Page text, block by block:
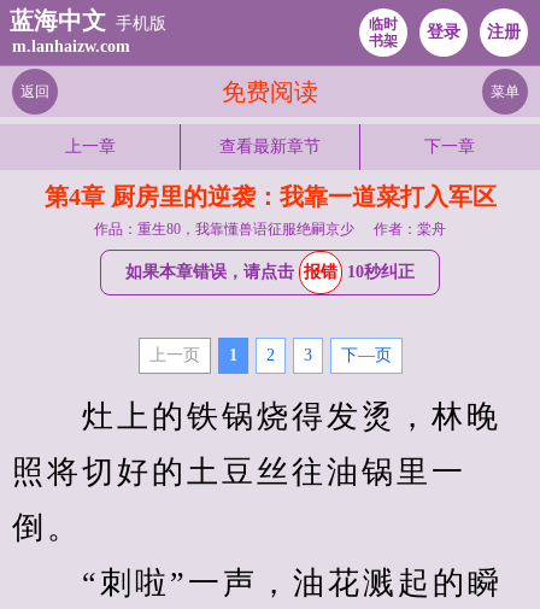
蓝海中文 手机版
m.lanhaizw.com
临时
书架
登录 注册
免费阅读
返回 菜单
上一章 查看最新章节 下一章
第4章 厨房里的逆袭：我靠一道菜打入军区
作品：重生80，我靠懂兽语征服绝嗣京少 作者：棠舟
如果本章错误，请点击 报错 10秒纠正
上一页 1 2 3 下—页
灶上的铁锅烧得发烫，林晚
照将切好的土豆丝往油锅里一
倒。
“刺啦”一声，油花溅起的瞬